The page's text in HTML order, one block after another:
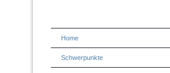
Home
Schwerpunkte